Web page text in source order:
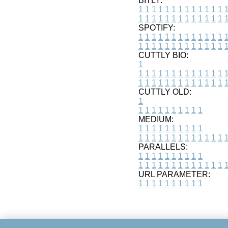
1 1 1 1 1 1 1 1 1 1 1 1 1 1
1 1 1 1 1 1 1 1 1 1 1 1 1 1
SPOTIFY:
1 1 1 1 1 1 1 1 1 1 1 1 1 1
1 1 1 1 1 1 1 1 1 1 1 1 1 1
CUTTLY BIO:
1
1 1 1 1 1 1 1 1 1 1 1 1 1 1
1 1 1 1 1 1 1 1 1 1 1 1 1 1
CUTTLY OLD:
1
1 1 1 1 1 1 1 1 1 1
MEDIUM:
1 1 1 1 1 1 1 1 1 1
1 1 1 1 1 1 1 1 1 1 1 1 1 1
PARALLELS:
1 1 1 1 1 1 1 1 1 1
1 1 1 1 1 1 1 1 1 1 1 1 1 1
URL PARAMETER:
1 1 1 1 1 1 1 1 1 1